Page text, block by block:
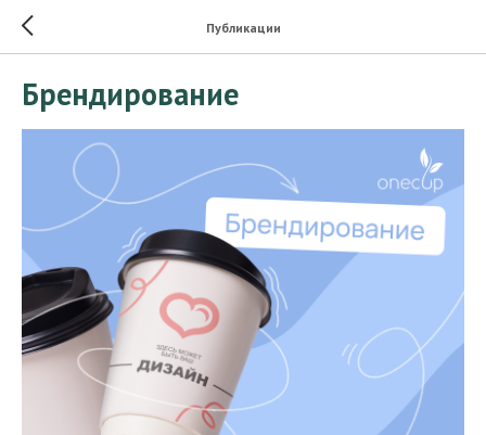
Публикации
Брендирование